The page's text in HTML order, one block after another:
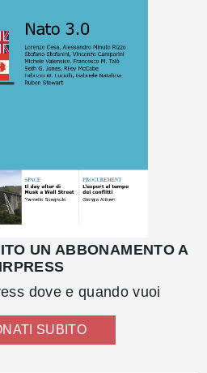
UN ABBONAMENTO A
dove e quando vuoi
SUBITO